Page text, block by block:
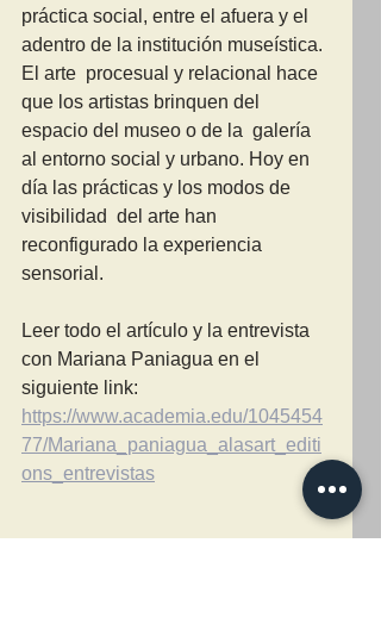
práctica social, entre el afuera y el
adentro de la institución museística.
El arte  procesual y relacional hace
que los artistas brinquen del
espacio del museo o de la  galería
al entorno social y urbano. Hoy en
día las prácticas y los modos de
visibilidad  del arte han
reconfigurado la experiencia
sensorial.
Leer todo el artículo y la entrevista
con Mariana Paniagua en el
siguiente link:
https://www.academia.edu/1045454
77/Mariana_paniagua_alasart_editi
ons_entrevistas